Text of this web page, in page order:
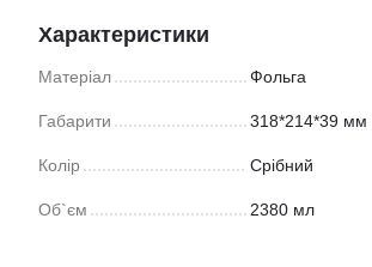
Характеристики
Матеріал Фольга
Габарити 318*214*39 мм
Колір Срібний
Об`єм 2380 мл